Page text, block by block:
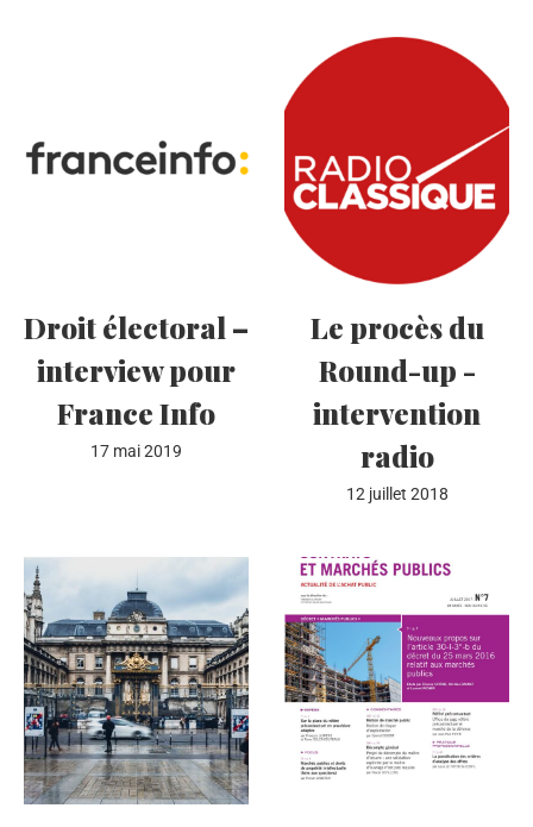
Droit électoral –
interview pour
France Info
17 mai 2019
Le procès du
Round-up -
intervention
radio
12 juillet 2018